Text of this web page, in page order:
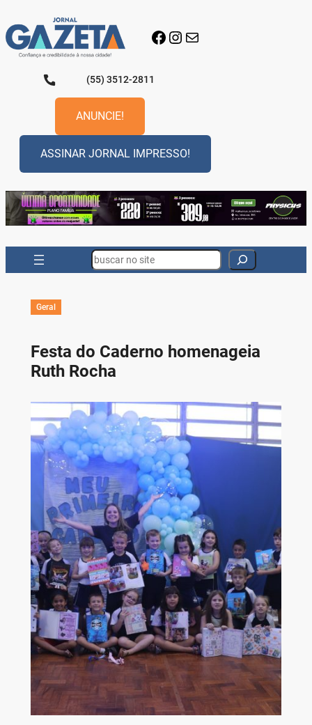
para
o
conteúdo
Facebook
Instagram
E-mail
(55) 3512-2811
ANUNCIE!
ASSINAR JORNAL IMPRESSO!
Search
Geral
Festa do Caderno homenageia
Ruth Rocha